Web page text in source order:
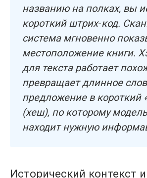
названию на полках, вы
короткий штрих‑код.
система мгновенно
местоположение книги.
для текста работает
превращает длинное
предложение в короткий
(хеш), по которому
находит нужную
Исторический контекст